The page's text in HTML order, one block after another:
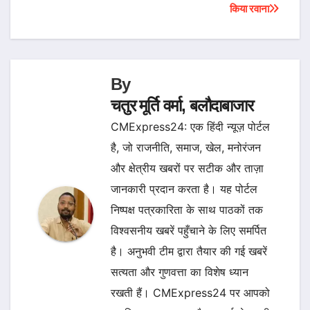
किया रवाना
By
चतुर मूर्ति वर्मा, बलौदाबाजार
CMExpress24: एक हिंदी न्यूज़ पोर्टल
है, जो राजनीति, समाज, खेल, मनोरंजन
और क्षेत्रीय खबरों पर सटीक और ताज़ा
जानकारी प्रदान करता है। यह पोर्टल
निष्पक्ष पत्रकारिता के साथ पाठकों तक
विश्वसनीय खबरें पहुँचाने के लिए समर्पित
है। अनुभवी टीम द्वारा तैयार की गई खबरें
सत्यता और गुणवत्ता का विशेष ध्यान
रखती हैं। CMExpress24 पर आपको